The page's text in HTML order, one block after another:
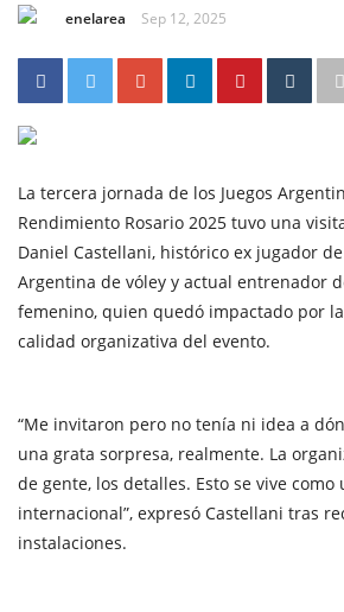
enelarea Sep 12, 2025
La tercera jornada de los Juegos
Rendimiento Rosario 2025 tuvo una
Daniel Castellani, histórico ex jugador
Argentina de vóley y actual entrenador
femenino, quien quedó impactado por
calidad organizativa del evento.
“Me invitaron pero no tenía ni idea a
una grata sorpresa, realmente. La
de gente, los detalles. Esto se vive como
internacional”, expresó Castellani tras
instalaciones.